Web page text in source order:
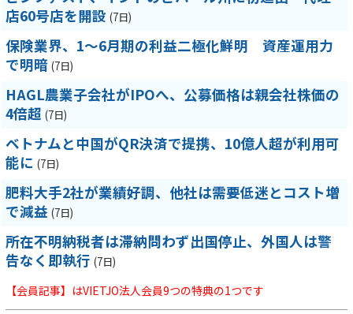
店60号店を開設 (7日)
保険業界、1～6月期の利益二極化鮮明 資産運用力
で明暗 (7日)
HAGL農業子会社がIPOへ、公募価格は親会社株価の
4倍超 (7日)
ベトナムと中国がQR決済で提携、10億人超が利用可
能に (7日)
肥料大手2社が業績好調、他社は需要低迷とコスト増
で減益 (7日)
所在不明納税者は滞納問わず出国停止、外国人は警
告なく即執行 (7日)
【会員記事】はVIETJO法人会員9つの特典の1つです